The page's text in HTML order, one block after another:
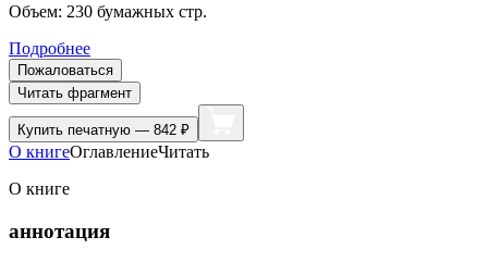
Объем: 230 бумажных стр.
Подробнее
Пожаловаться
Читать фрагмент
Купить печатную — 842 ₽
О книгеОглавлениеЧитать
О книге
аннотация